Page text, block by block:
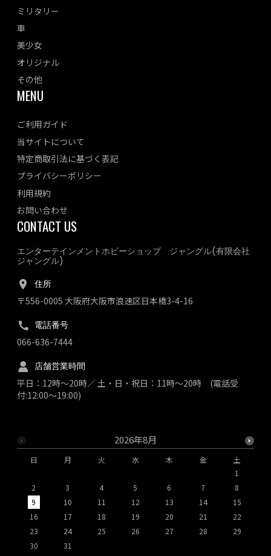
2026年8月
日 月 火 水 木 金
土
1
2
3 4 5 6 7
8
9
10 11 12 13 14
15
16
17 18 19 20 21
22
23
24 25 26 27 28
29
30
31
ミリタリー
車
美少女
オリジナル
その他
MENU
ご利用ガイド
当サイトについて
特定商取引法に基づく表記
プライバシーポリシー
利用規約
お問い合わせ
CONTACT US
エンターテインメントホビーショップ ジャングル(有限会社
ジャングル)
住所
〒556-0005 大阪府大阪市浪速区日本橋3-4-16
電話番号
066-636-7444
店舗営業時間
平日：12時～20時／ 土・日・祝日：11時～20時 (電話受
付:12:00～19:00)